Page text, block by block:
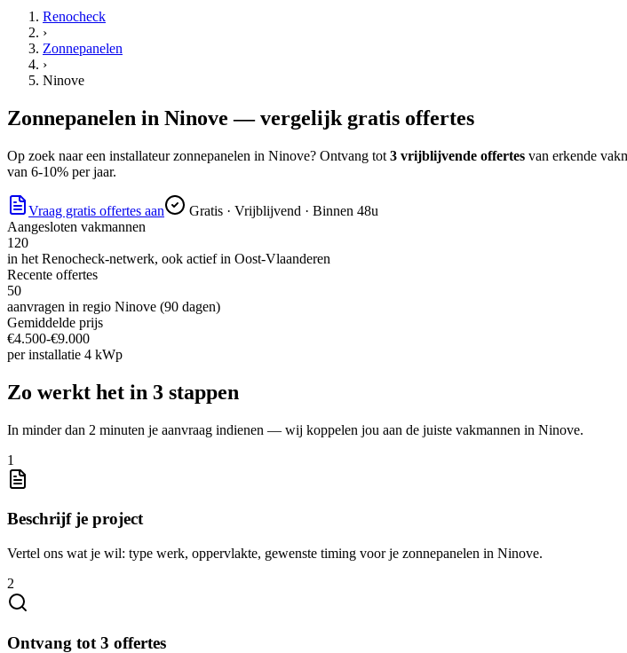
Renocheck
›
Zonnepanelen
›
Ninove
Zonnepanelen in Ninove — vergelijk gratis offertes
Op zoek naareen installateur zonnepanelen in Ninove? Ontvang tot 3 vrijblijvende offertes van erkende
van 6-10% per jaar.
Vraag gratis offertes aan
Gratis · Vrijblijvend · Binnen 48u
Aangesloten vakmannen
120
in het Renocheck-netwerk, ook actief in Oost-Vlaanderen
Recente offertes
50
aanvragen in regio Ninove (90 dagen)
Gemiddelde prijs
€4.500-€9.000
perinstallatie 4 kWp
Zo werkt het in 3 stappen
In minder dan 2 minuten je aanvraag indienen — wij koppelen jou aan de juiste vakmannen in Ninove.
1
Beschrijf je project
Vertel ons wat je wil: type werk, oppervlakte, gewenste timing voor je zonnepanelen in Ninove.
2
Ontvang tot 3 offertes